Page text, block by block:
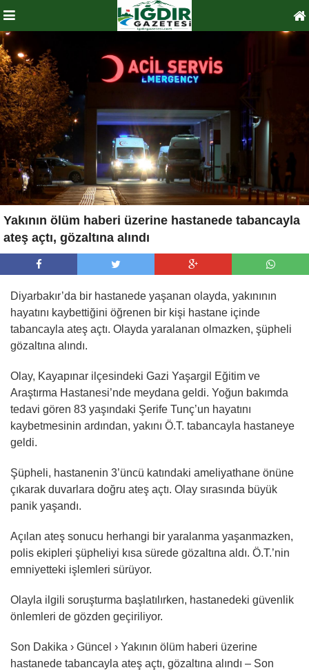
Yakının ölüm haberi üzerine hastanede tabancayla
ateş açtı, gözaltına alındı
Diyarbakır’da bir hastanede yaşanan olayda, yakınının
hayatını kaybettiğini öğrenen bir kişi hastane içinde
tabancayla ateş açtı. Olayda yaralanan olmazken, şüpheli
gözaltına alındı.
Olay, Kayapınar ilçesindeki Gazi Yaşargil Eğitim ve
Araştırma Hastanesi’nde meydana geldi. Yoğun bakımda
tedavi gören 83 yaşındaki Şerife Tunç’un hayatını
kaybetmesinin ardından, yakını Ö.T. tabancayla hastaneye
geldi.
Şüpheli, hastanenin 3’üncü katındaki ameliyathane önüne
çıkarak duvarlara doğru ateş açtı. Olay sırasında büyük
panik yaşandı.
Açılan ateş sonucu herhangi bir yaralanma yaşanmazken,
polis ekipleri şüpheliyi kısa sürede gözaltına aldı. Ö.T.’nin
emniyetteki işlemleri sürüyor.
Olayla ilgili soruşturma başlatılırken, hastanedeki güvenlik
önlemleri de gözden geçiriliyor.
Son Dakika › Güncel › Yakının ölüm haberi üzerine
hastanede tabancayla ateş açtı, gözaltına alındı – Son